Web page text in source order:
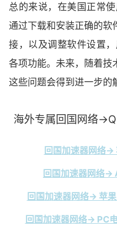
总的来说，在美国正常
通过下载和安装正确的软
接，以及调整软件设置
各项功能。未来，随着技
这些问题会得到进一步的
海外专属回国网络
回国加速器网络→
回国加速器网络→
回国加速器网络→ 苹
回国加速器网络→ PC